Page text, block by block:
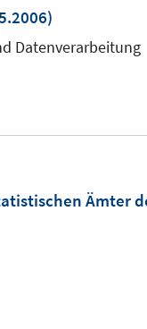
Datenverarbeitung
Ämter